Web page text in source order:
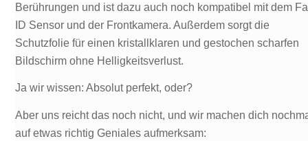
Berührungen und ist dazu auch noch kompatibel mit dem
ID Sensor und der Frontkamera. Außerdem sorgt die
Schutzfolie für einen kristallklaren und gestochen scharfen
Bildschirm ohne Helligkeitsverlust.
Ja wir wissen: Absolut perfekt, oder?
Aber uns reicht das noch nicht, und wir machen dich
auf etwas richtig Geniales aufmerksam: